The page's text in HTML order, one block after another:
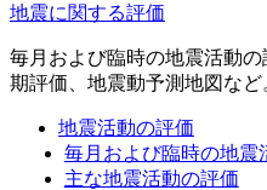
地震に関する評価
毎月および臨時の地震活動
期評価、地震動予測地図など
地震活動の評価
毎月および臨時の地震
主な地震活動の評価